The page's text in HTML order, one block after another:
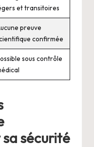
et transitoires
preuve
confirmée
sous contrôle
sécurité